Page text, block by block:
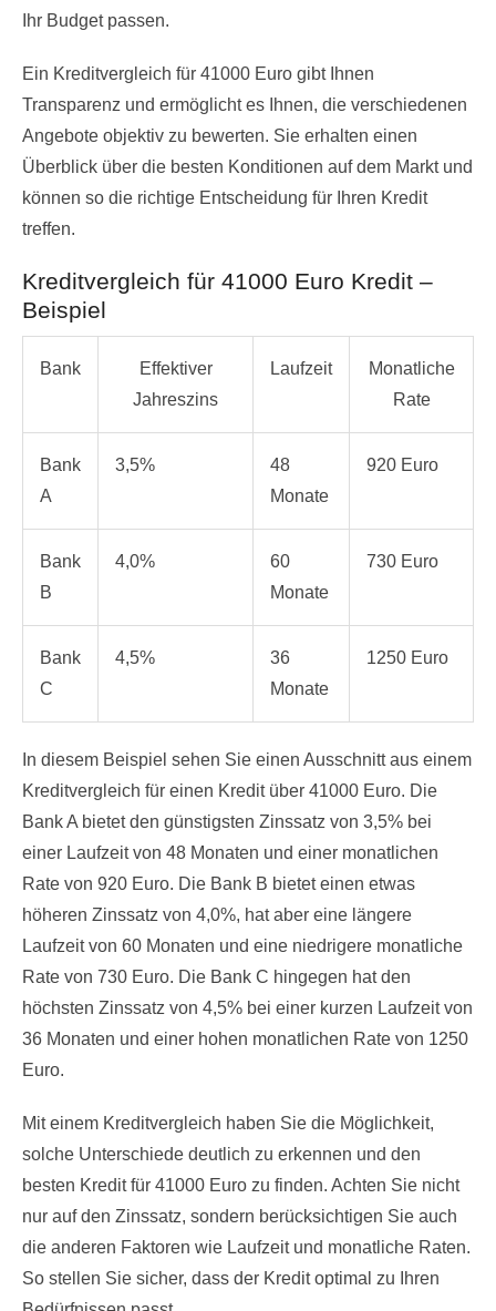
Ihr Budget passen.
Ein Kreditvergleich für 41000 Euro gibt Ihnen
Transparenz und ermöglicht es Ihnen, die verschiedenen
Angebote objektiv zu bewerten. Sie erhalten einen
Überblick über die besten Konditionen auf dem Markt und
können so die richtige Entscheidung für Ihren Kredit
treffen.
Kreditvergleich für 41000 Euro Kredit –
Beispiel
Bank
Effektiver
Jahreszins
Laufzeit
Monatliche
Rate
Bank
A
3,5%
48
Monate
920 Euro
Bank
B
4,0%
60
Monate
730 Euro
Bank
C
4,5%
36
Monate
1250 Euro
In diesem Beispiel sehen Sie einen Ausschnitt aus einem
Kreditvergleich für einen Kredit über 41000 Euro. Die
Bank A bietet den günstigsten Zinssatz von 3,5% bei
einer Laufzeit von 48 Monaten und einer monatlichen
Rate von 920 Euro. Die Bank B bietet einen etwas
höheren Zinssatz von 4,0%, hat aber eine längere
Laufzeit von 60 Monaten und eine niedrigere monatliche
Rate von 730 Euro. Die Bank C hingegen hat den
höchsten Zinssatz von 4,5% bei einer kurzen Laufzeit von
36 Monaten und einer hohen monatlichen Rate von 1250
Euro.
Mit einem Kreditvergleich haben Sie die Möglichkeit,
solche Unterschiede deutlich zu erkennen und den
besten Kredit für 41000 Euro zu finden. Achten Sie nicht
nur auf den Zinssatz, sondern berücksichtigen Sie auch
die anderen Faktoren wie Laufzeit und monatliche Raten.
So stellen Sie sicher, dass der Kredit optimal zu Ihren